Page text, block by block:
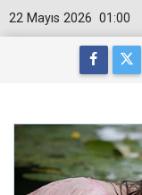
01:00
22 Mayıs 2026